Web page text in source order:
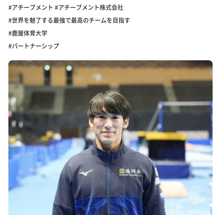
#アチーブメント #アチーブメント株式会社
#世界を魅了する最強で最高のチームを目指す
#鹿屋体育大学
#パートナーシップ